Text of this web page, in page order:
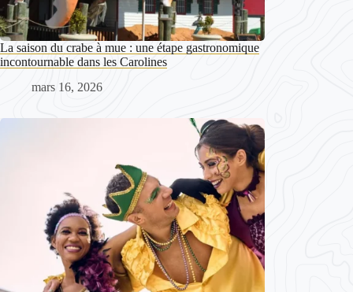
La saison du crabe à mue : une étape gastronomique
incontournable dans les Carolines
mars 16, 2026